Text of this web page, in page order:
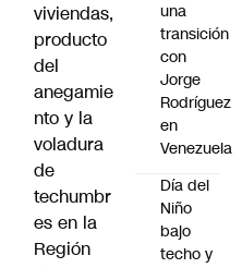
viviendas,
producto
del
anegamie
nto y la
voladura
de
techumbr
es en la
Región
una
transición
con
Jorge
Rodríguez
en
Venezuela
Día del
Niño
bajo
techo y